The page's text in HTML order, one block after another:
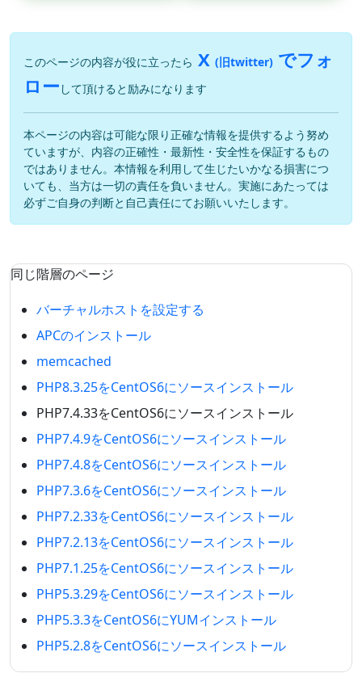
このページの内容が役に立ったら X (旧twitter) でフォ
ロー して頂けると励みになります
本ページの内容は可能な限り正確な情報を提供するよう努め
ていますが、内容の正確性・最新性・安全性を保証するもの
ではありません。本情報を利用して生じたいかなる損害につ
いても、当方は一切の責任を負いません。実施にあたっては
必ずご自身の判断と自己責任にてお願いいたします。
同じ階層のページ
バーチャルホストを設定する
APCのインストール
memcached
PHP8.3.25をCentOS6にソースインストール
PHP7.4.33をCentOS6にソースインストール
PHP7.4.9をCentOS6にソースインストール
PHP7.4.8をCentOS6にソースインストール
PHP7.3.6をCentOS6にソースインストール
PHP7.2.33をCentOS6にソースインストール
PHP7.2.13をCentOS6にソースインストール
PHP7.1.25をCentOS6にソースインストール
PHP5.3.29をCentOS6にソースインストール
PHP5.3.3をCentOS6にYUMインストール
PHP5.2.8をCentOS6にソースインストール